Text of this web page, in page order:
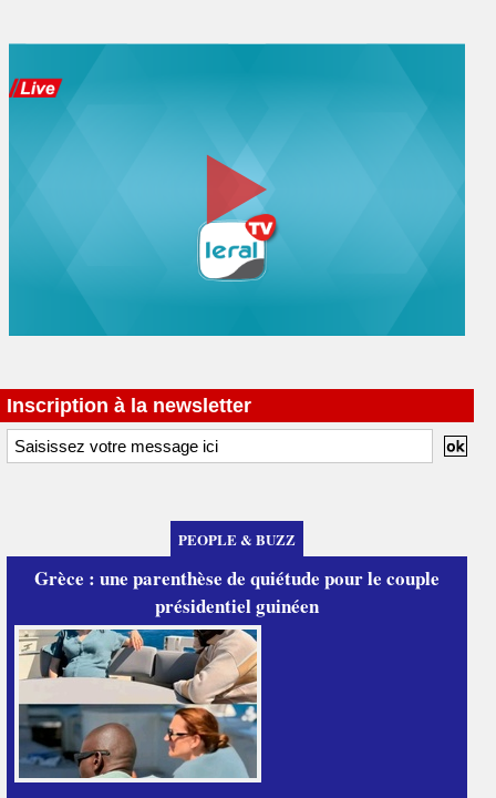
Inscription à la newsletter
PEOPLE & BUZZ
Grèce : une parenthèse de quiétude pour le couple
présidentiel guinéen